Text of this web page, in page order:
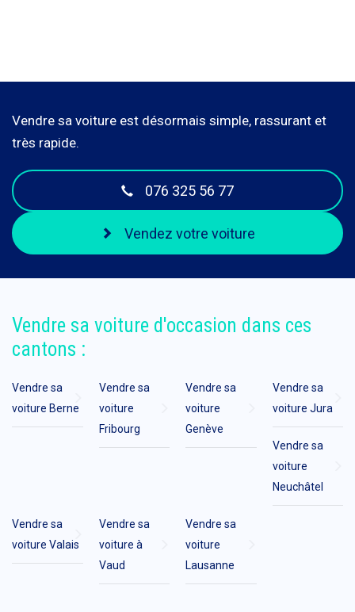
Vendre sa voiture est désormais simple, rassurant et
très rapide.
076 325 56 77
Vendez votre voiture
Vendre sa voiture d'occasion dans ces
cantons :
Vendre sa
voiture Berne
Vendre sa
voiture
Fribourg
Vendre sa
voiture
Genève
Vendre sa
voiture Jura
Vendre sa
voiture
Neuchâtel
Vendre sa
voiture Valais
Vendre sa
voiture à
Vaud
Vendre sa
voiture
Lausanne